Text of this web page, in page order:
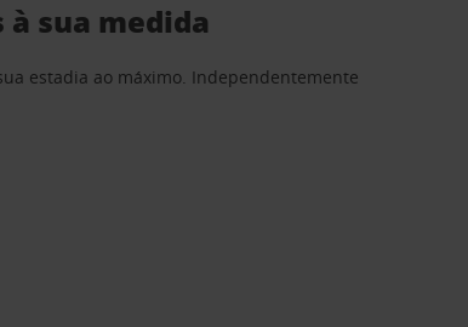
sua medida
estadia ao máximo. Independentemente